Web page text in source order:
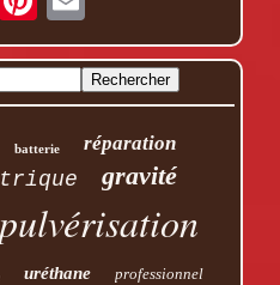
batterie réparation
gravité
pulvérisation
uréthane professionnel